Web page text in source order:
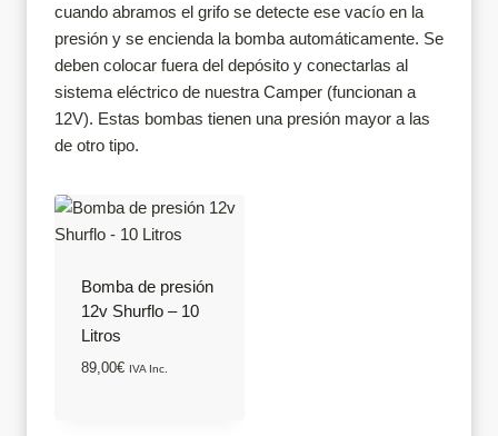
cuando abramos el grifo se detecte ese vacío en la
presión y se encienda la bomba automáticamente. Se
deben colocar fuera del depósito y conectarlas al
sistema eléctrico de nuestra Camper (funcionan a
12V). Estas bombas tienen una presión mayor a las
de otro tipo.
Bomba de presión
12v Shurflo – 10
Litros
89,00€ IVA Inc.